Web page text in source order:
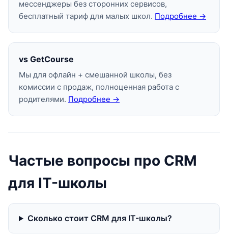
мессенджеры без сторонних сервисов,
бесплатный тариф для малых школ. Подробнее →
vs GetCourse
Мы для офлайн + смешанной школы, без
комиссии с продаж, полноценная работа с
родителями. Подробнее →
Частые вопросы про CRM
для IT-школы
Сколько стоит CRM для IT-школы?